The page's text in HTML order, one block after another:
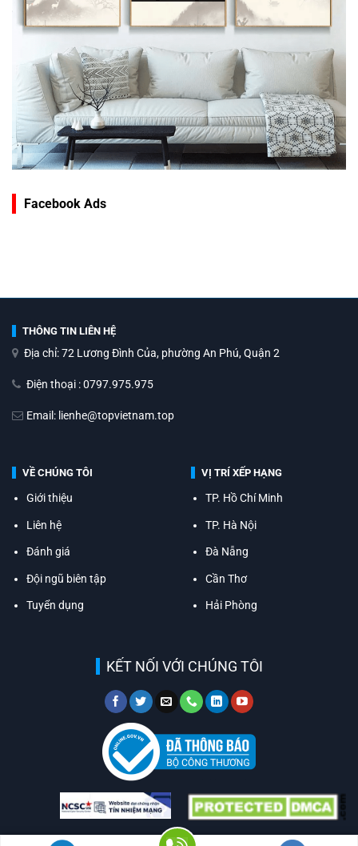
Facebook Ads
THÔNG TIN LIÊN HỆ
Địa chỉ: 72 Lương Đình Của, phường An Phú, Quận 2
Điện thoại : 0797.975.975
Email: lienhe@topvietnam.top
VỀ CHÚNG TÔI
Giới thiệu
Liên hệ
Đánh giá
Đội ngũ biên tập
Tuyển dụng
VỊ TRÍ XẾP HẠNG
TP. Hồ Chí Minh
TP. Hà Nội
Đà Nẵng
Cần Thơ
Hải Phòng
KẾT NỐI VỚI CHÚNG TÔI